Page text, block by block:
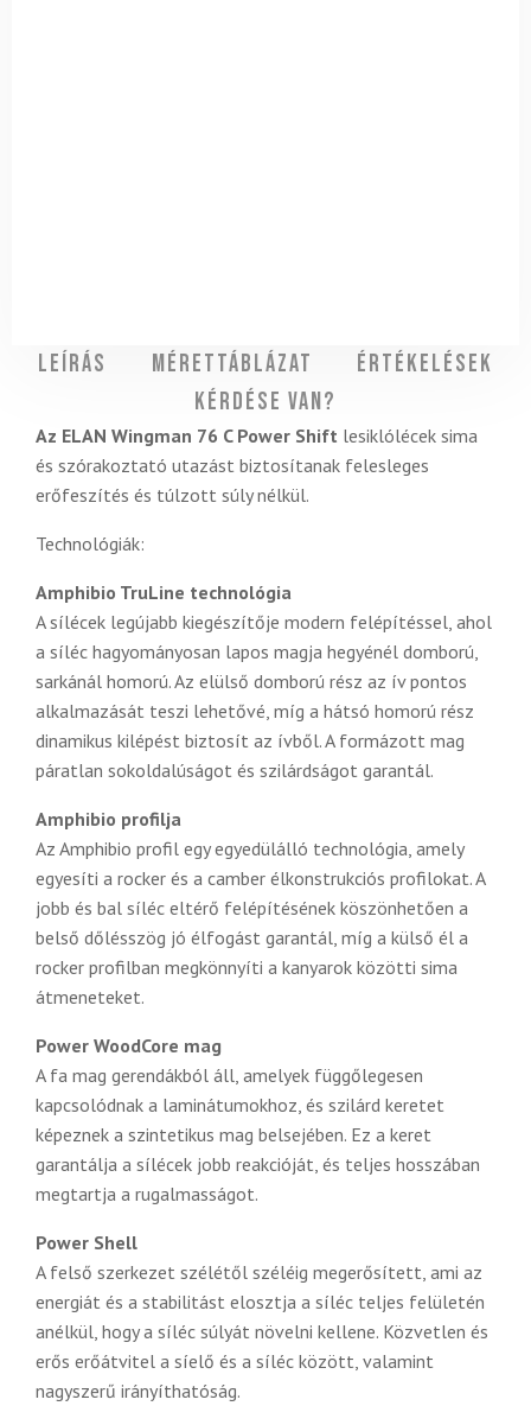
Leírás Mérettáblázat
Értékelések
Kérdése van?
Az ELAN Wingman 76 C Power Shift lesiklólécek sima
és szórakoztató utazást biztosítanak felesleges
erőfeszítés és túlzott súly nélkül.
Technológiák:
Amphibio TruLine technológia
A sílécek legújabb kiegészítője modern felépítéssel, ahol
a síléc hagyományosan lapos magja hegyénél domború,
sarkánál homorú. Az elülső domború rész az ív pontos
alkalmazását teszi lehetővé, míg a hátsó homorú rész
dinamikus kilépést biztosít az ívből. A formázott mag
páratlan sokoldalúságot és szilárdságot garantál.
Amphibio profilja
Az Amphibio profil egy egyedülálló technológia, amely
egyesíti a rocker és a camber élkonstrukciós profilokat. A
jobb és bal síléc eltérő felépítésének köszönhetően a
belső dőlésszög jó élfogást garantál, míg a külső él a
rocker profilban megkönnyíti a kanyarok közötti sima
átmeneteket.
Power WoodCore mag
A fa mag gerendákból áll, amelyek függőlegesen
kapcsolódnak a laminátumokhoz, és szilárd keretet
képeznek a szintetikus mag belsejében. Ez a keret
garantálja a sílécek jobb reakcióját, és teljes hosszában
megtartja a rugalmasságot.
Power Shell
A felső szerkezet szélétől széléig megerősített, ami az
energiát és a stabilitást elosztja a síléc teljes felületén
anélkül, hogy a síléc súlyát növelni kellene. Közvetlen és
erős erőátvitel a síelő és a síléc között, valamint
nagyszerű irányíthatóság.